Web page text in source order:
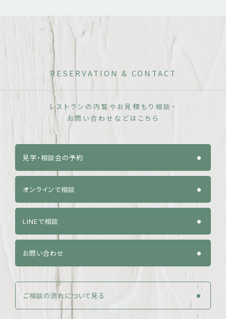
RESERVATION & CONTACT
レストランの内覧やお見積もり相談・
お問い合わせなどはこちら
見学・相談会の予約
オンラインで相談
LINEで相談
お問い合わせ
ご相談の流れについて見る